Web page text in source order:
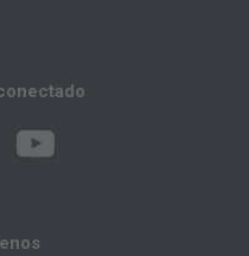
si usted viola sus